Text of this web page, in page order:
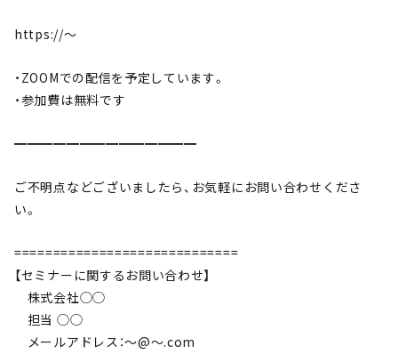
https://〜
・ZOOMでの配信を予定しています。
・参加費は無料です
━━━━━━━━━━━━━━
ご不明点などございましたら、お気軽にお問い合わせくださ
い。
=============================
【セミナーに関するお問い合わせ】
株式会社◯◯
担当 ◯◯
メールアドレス：〜@〜.com